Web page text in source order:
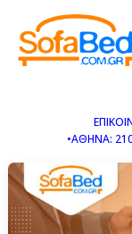
•ΑΘΗΝΑ: